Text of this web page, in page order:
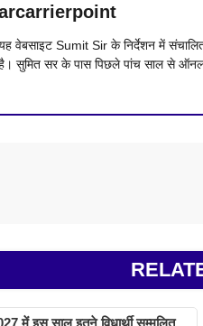
वेबसाइट Sumit Sir के निर्देशन में
सुमित सर के पास पिछले पांच साल से
में इस साल इतने विधार्थी सम्मलित